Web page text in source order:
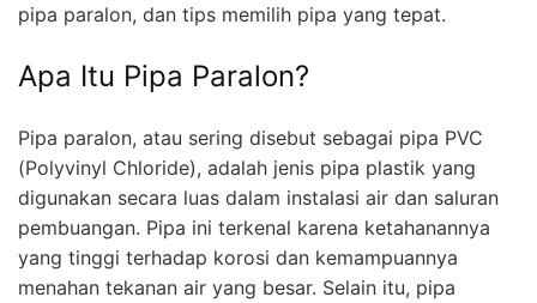
pipa paralon, dan tips memilih pipa yang tepat.
Apa Itu Pipa Paralon?
Pipa paralon, atau sering disebut sebagai pipa PVC
(Polyvinyl Chloride), adalah jenis pipa plastik yang
digunakan secara luas dalam instalasi air dan saluran
pembuangan. Pipa ini terkenal karena ketahanannya
yang tinggi terhadap korosi dan kemampuannya
menahan tekanan air yang besar. Selain itu, pipa